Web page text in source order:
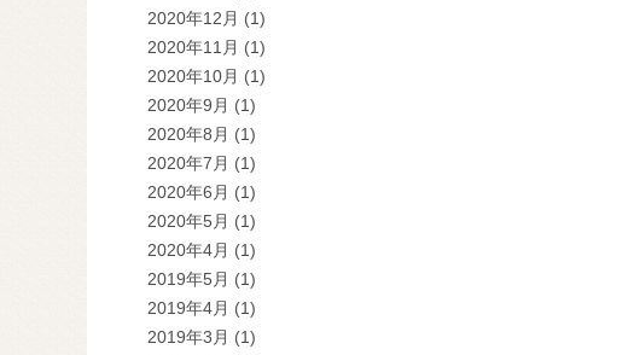
2020年12月 (1)
2020年11月 (1)
2020年10月 (1)
2020年9月 (1)
2020年8月 (1)
2020年7月 (1)
2020年6月 (1)
2020年5月 (1)
2020年4月 (1)
2019年5月 (1)
2019年4月 (1)
2019年3月 (1)